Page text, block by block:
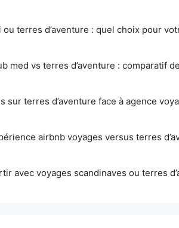
ou terres d’aventure : quel choix pour
med vs terres d’aventure : comparatif
sur terres d’aventure face à agence
airbnb voyages versus terres
avec voyages scandinaves ou terres